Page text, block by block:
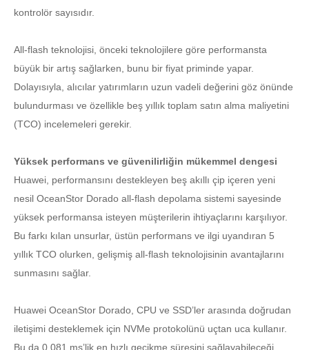
kontrolör sayısıdır.
All-flash teknolojisi, önceki teknolojilere göre performansta
büyük bir artış sağlarken, bunu bir fiyat priminde yapar.
Dolayısıyla, alıcılar yatırımların uzun vadeli değerini göz önünde
bulundurması ve özellikle beş yıllık toplam satın alma maliyetini
(TCO) incelemeleri gerekir.
Yüksek performans ve güvenilirliğin mükemmel dengesi
Huawei, performansını destekleyen beş akıllı çip içeren yeni
nesil OceanStor Dorado all-flash depolama sistemi sayesinde
yüksek performansa isteyen müşterilerin ihtiyaçlarını karşılıyor.
Bu farkı kılan unsurlar, üstün performans ve ilgi uyandıran 5
yıllık TCO olurken, gelişmiş all-flash teknolojisinin avantajlarını
sunmasını sağlar.
Huawei OceanStor Dorado, CPU ve SSD’ler arasında doğrudan
iletişimi desteklemek için NVMe protokolünü uçtan uca kullanır.
Bu da 0.081 ms’lik en hızlı gecikme süresini sağlayabileceği